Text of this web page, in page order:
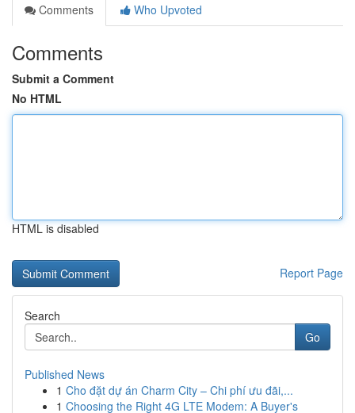
Comments
Who Upvoted
Comments
Submit a Comment
No HTML
HTML is disabled
Report Page
Search
Go
Published News
1 Cho đặt dự án Charm City – Chi phí ưu đãi,...
1 Choosing the Right 4G LTE Modem: A Buyer's